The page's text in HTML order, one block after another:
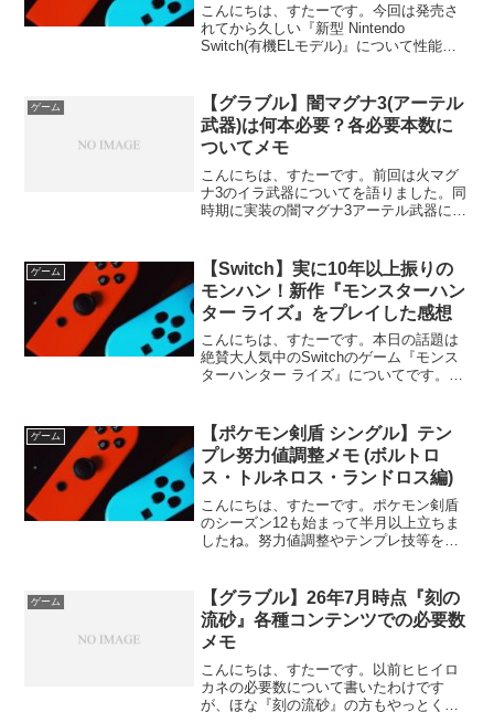
こんにちは、すたーです。今回は発売さ
れてから久しい『新型 Nintendo
Switch(有機ELモデル)』について性能や
えについての個人的見解最初に個人的な
結論を言っ...
ゲーム
【グラブル】闇マグナ3(アーテル
武器)は何本必要？各必要本数に
ついてメモ
こんにちは、すたーです。前回は火マグ
ナ3のイラ武器についてを語りました。同
時期に実装の闇マグナ3アーテル武器につ
流れなので興味がある方は…どうぞ！ア
ーテル武器の必要本...
ゲーム
【Switch】実に10年以上振りの
モンハン！新作『モンスターハン
ター ライズ』をプレイした感想
こんにちは、すたーです。本日の話題は
絶賛大人気中のSwitchのゲーム『モンス
ターハンター ライズ』についてです。僕
2nd G』が最後で正直言ってアンマリ得意
なゲー...
ゲーム
【ポケモン剣盾 シングル】テン
プレ努力値調整メモ (ボルトロ
ス・トルネロス・ランドロス編)
こんにちは、すたーです。ポケモン剣盾
のシーズン12も始まって半月以上立ちま
したね。努力値調整やテンプレ技等を育
それなりにあるポケモンのメジャーな調
整は自分のブログでまと...
ゲーム
【グラブル】26年7月時点『刻の
流砂』各種コンテンツでの必要数
メモ
こんにちは、すたーです。以前ヒヒイロ
カネの必要数について書いたわけです
が、ほな『刻の流砂』の方もやっとくか